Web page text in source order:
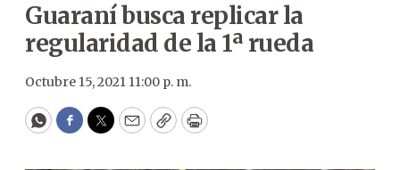
Guaraní busca replicar la
regularidad de la 1ª rueda
Octubre 15, 2021 11:00 p. m.
WhatsApp
Facebook
Twitter
EmailCopyPrint